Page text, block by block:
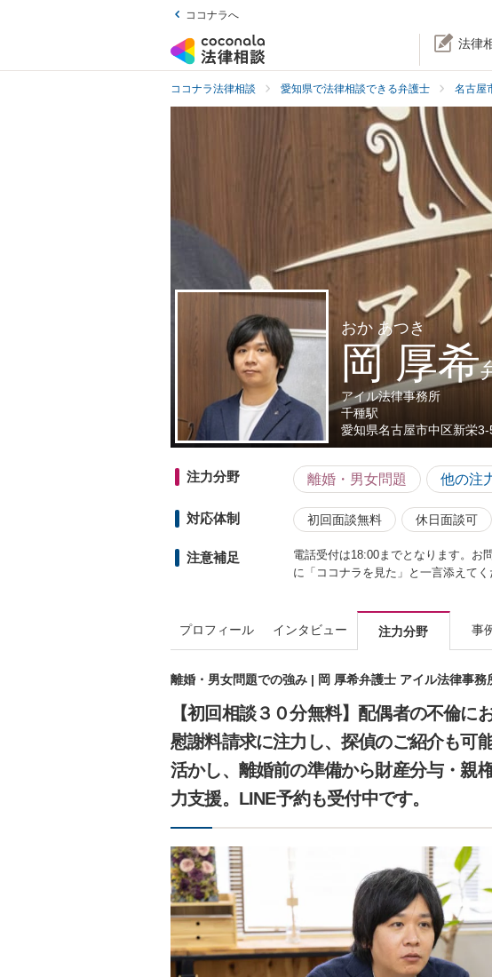
ココナラへ
法律
ココナラ法律相談 愛知県で法律相談できる弁護士 名古屋
おか あつき
岡 厚希
アイル法律事務所
千種駅
愛知県名古屋市中区新栄
注力分野 離婚・男女問題 他の注
対応体制 初回面談無料 休日面談可
注意補足
電話受付は18:00までとなります。お
に「ココナラを見た」と一言添えてく
プロフィール インタビュー 注力分野 事
離婚・男女問題での強み | 岡 厚希弁護士 アイル法律事務
【初回相談３０分無料】配偶者の不倫に
慰謝料請求に注力し、探偵のご紹介も可
活かし、離婚前の準備から財産分与・親
力支援。LINE予約も受付中です。